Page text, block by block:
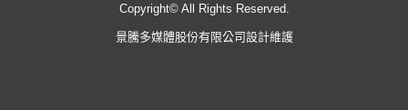
Copyright© All Rights Reserved.
景騰多媒體股份有限公司設計維護